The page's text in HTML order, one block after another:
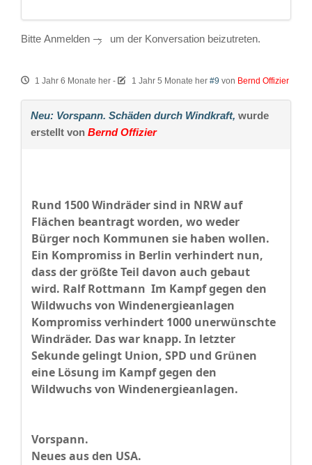
Bitte Anmelden um der Konversation beizutreten.
1 Jahr 6 Monate her - 1 Jahr 5 Monate her #9 von Bernd Offizier
Neu: Vorspann. Schäden durch Windkraft, wurde
erstellt von Bernd Offizier
Rund 1500 Windräder sind in NRW auf
Flächen beantragt worden, wo weder
Bürger noch Kommunen sie haben wollen.
Ein Kompromiss in Berlin verhindert nun,
dass der größte Teil davon auch gebaut
wird. Ralf Rottmann Im Kampf gegen den
Wildwuchs von Windenergieanlagen
Kompromiss verhindert 1000 unerwünschte
Windräder. Das war knapp. In letzter
Sekunde gelingt Union, SPD und Grünen
eine Lösung im Kampf gegen den
Wildwuchs von Windenergieanlagen.
Vorspann.
Neues aus den USA.